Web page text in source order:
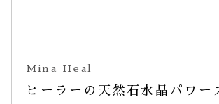
Mina Heal
ヒーラーの天然石水晶パワー